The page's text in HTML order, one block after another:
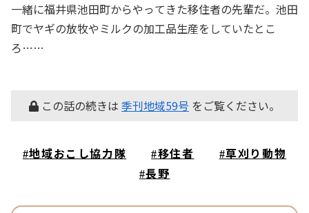
一緒に福井県池田町からやってきた移住者の先輩だ。池田
町でヤギの放牧やミルクの加工品生産をしていたとこ
ろ……
この話の続きは 季刊地域59号 をご覧ください。
地域おこし協力隊 移住者
草刈り動物
長野